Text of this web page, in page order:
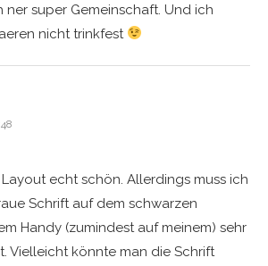
ner super Gemeinschaft. Und ich
nicht trinkfest
echt schön. Allerdings muss ich
Schrift auf dem schwarzen
Handy (zumindest auf meinem) sehr
Vielleicht könnte man die Schrift